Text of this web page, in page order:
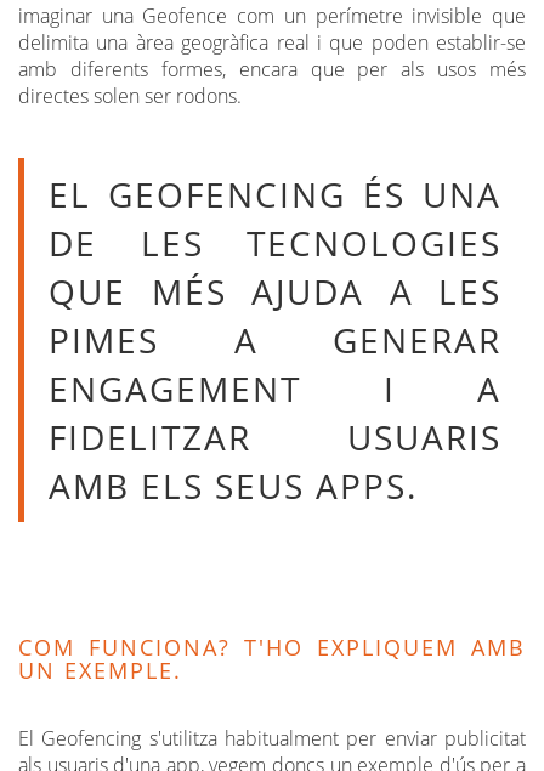
imaginar una Geofence com un perímetre invisible que
delimita una àrea geogràfica real i que poden establir-se
amb diferents formes, encara que per als usos més
directes solen ser rodons.
EL GEOFENCING ÉS UNA
DE LES TECNOLOGIES
QUE MÉS AJUDA A LES
PIMES A GENERAR
ENGAGEMENT I A
FIDELITZAR USUARIS
AMB ELS SEUS APPS.
COM FUNCIONA? T'HO EXPLIQUEM AMB
UN EXEMPLE.
El Geofencing s'utilitza habitualment per enviar publicitat
als usuaris d'una app, vegem doncs un exemple d'ús per a